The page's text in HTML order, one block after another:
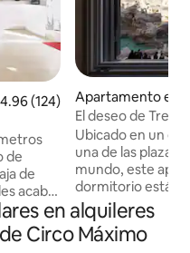
promedio: 4.96 de
4.96 (124)
de
acaba
cocina
Apartamento en
El deseo de
de la Fontana de
Ubicado en un
una de las plazas
mundo, este
dormitorio está
y cuenta con
un envidiable
al aire libre. Ideal
en alquileres
Circo Máximo